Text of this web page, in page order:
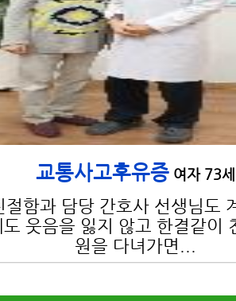
교통사고후유증여자 73세
절함과 담당 간호사 선생님도
웃음을 잃지 않고 한결같이
원을 다녀가면...